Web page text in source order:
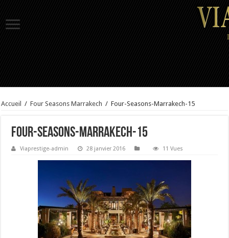
Accueil / Four Seasons Marrakech / Four-Seasons-Marrakech-15
Four-Seasons-Marrakech-15
Viaprestige-admin 28 janvier 2016 11 Vues